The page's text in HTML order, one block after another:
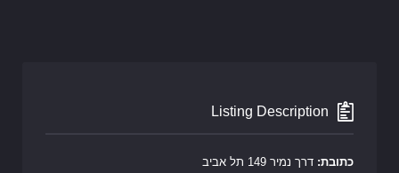
Listing Description
כתובת: דרך נמיר 149 תל אביב